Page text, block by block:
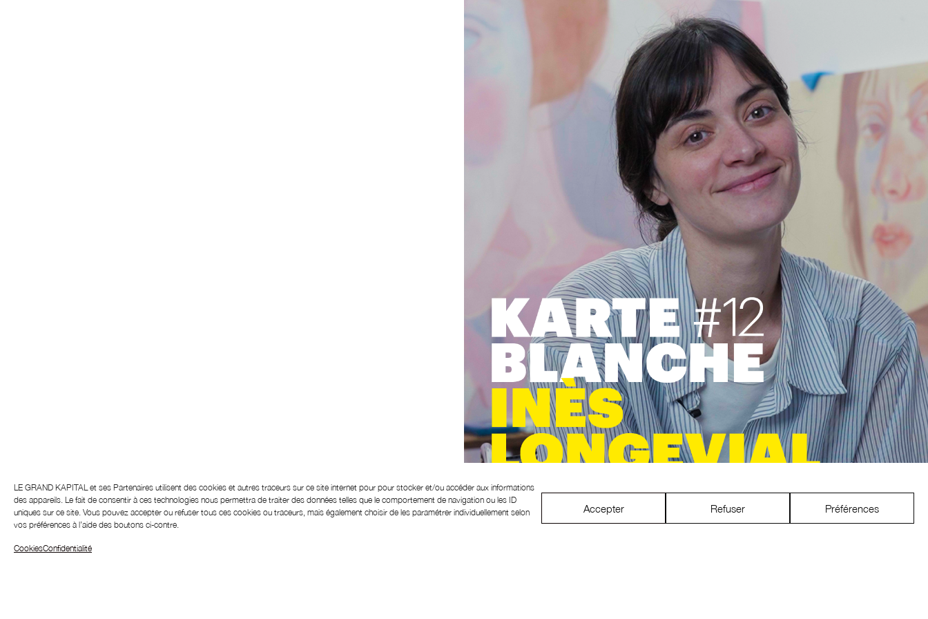
LE GRAND KAPITAL et ses Partenaires utilisent des cookies et autres traceurs sur ce site internet pour pour stocker et/ou accéder aux informations
des appareils. Le fait de consentir à ces technologies nous permettra de traiter des données telles que le comportement de navigation ou les ID
uniques sur ce site. Vous pouvez accepter ou refuser tous ces cookies ou traceurs, mais également choisir de les paramétrer individuellement selon
vos préférences à l’aide des boutons ci-contre.
Accepter Refuser Préférences
CookiesConfidentialité